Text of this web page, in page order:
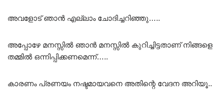
അവളോട് ഞാൻ എല്ലാം ചോദിച്ചറിഞ്ഞു…..
അപ്പോഴേ മനസ്സിൽ ഞാൻ മനസ്സിൽ കുറിച്ചിട്ടതാണ് നിങ്ങളെ
തമ്മിൽ ഒന്നിപ്പിക്കണമെന്ന്…..
കാരണം പ്രണയം നഷ്ടമായവനെ അതിന്റെ വേദന അറിയൂ..